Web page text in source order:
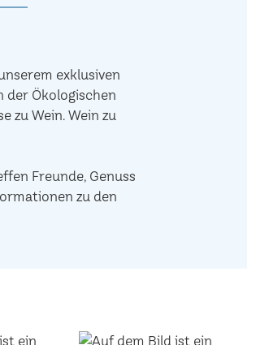
exklusiven
der Ökologischen
zu Wein. Wein zu
Freunde, Genuss
zu den